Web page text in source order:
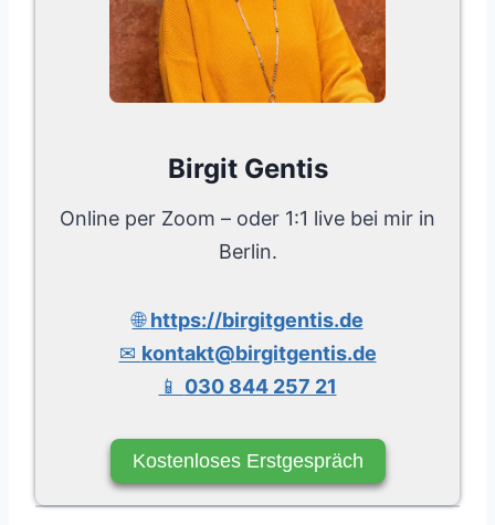
Birgit Gentis
Online per Zoom – oder 1:1 live bei mir in
Berlin.
🌐https://birgitgentis.de
✉ kontakt@birgitgentis.de
📱 030 844 257 21
Kostenloses Erstgespräch